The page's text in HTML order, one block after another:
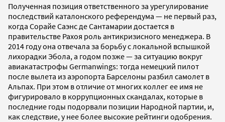
Полученная позиция ответственного за урегулирование
последствий каталонского референдума — не первый раз,
когда Сорайе Саэнс де Сантамарии достается в
правительстве Рахоя роль антикризисного менеджера. В
2014 году она отвечала за борьбу с локальной вспышкой
лихорадки Эбола, а годом позже — за ситуацию вокруг
авиакатастрофы Germanwings: тогда немецкий пилот
после вылета из аэропорта Барселоны разбил самолет в
Альпах. При этом в отличие от многих коллег ее имя не
фигурировало в коррупционных скандалах, которые в
последние годы подорвали позиции Народной партии, и,
как следствие, у нее более высокие рейтинги одобрения.